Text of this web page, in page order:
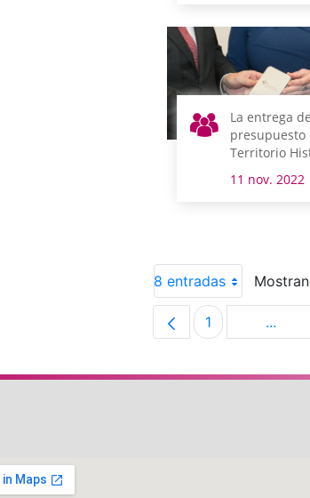
La entrega
presupuesto
Territorio
que viene su
11 nov. 2022
8 entradas
Página
1 ...